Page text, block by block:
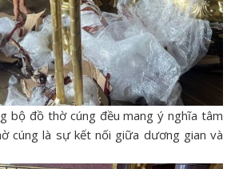
bộ đồ thờ cúng đều mang ý nghĩa tâm
cúng là sự kết nối giữa dương gian và